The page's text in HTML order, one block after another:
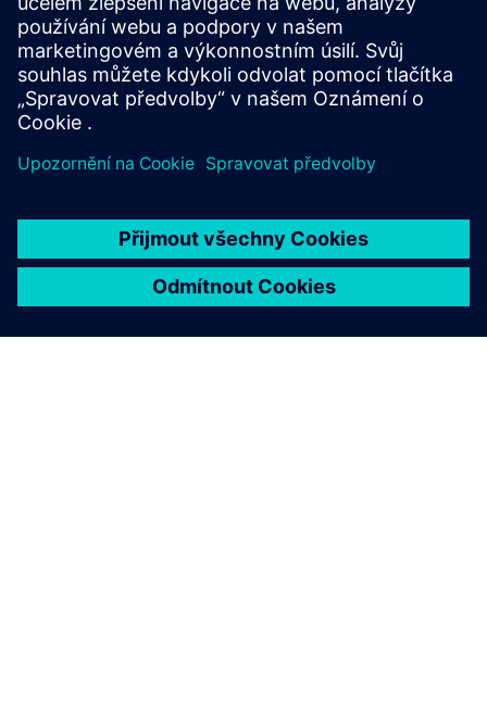
Contact us